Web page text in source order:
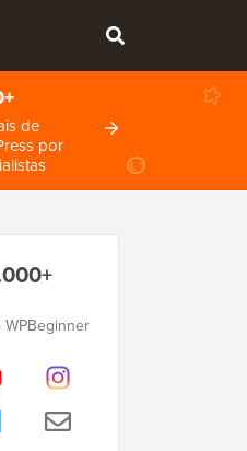
de
por